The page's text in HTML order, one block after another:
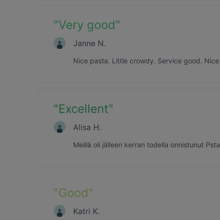
"Very good"
Janne N.
Nice pasta. Little crowdy. Service good.
"Excellent"
Alisa H.
Meillä oli jälleen kerran todella onnistunut
"Good"
Katri K.